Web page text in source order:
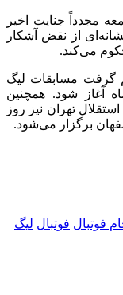
مجدداً جنایت اخیر
از نقض آشکار
می‌کند.
گرفت مسابقات لیگ
در روز ۲۷ مردادماه آغاز شود. همچنین
تهران نیز روز
فوتبال فوتبال لیگ